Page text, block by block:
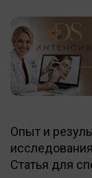
Опыт и
Статья для